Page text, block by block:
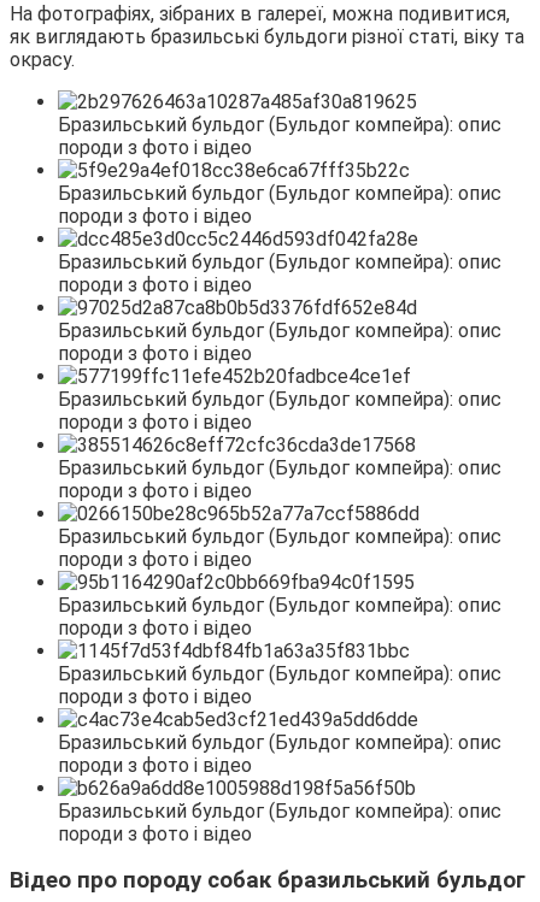
На фотографіях, зібраних в галереї, можна подивитися,
як виглядають бразильські бульдоги різної статі, віку та
окрасу.
Відео про породу собак бразильський бульдог